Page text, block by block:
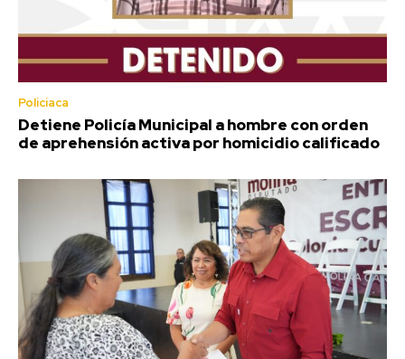
Policiaca
Detiene Policía Municipal a hombre con orden
de aprehensión activa por homicidio calificado